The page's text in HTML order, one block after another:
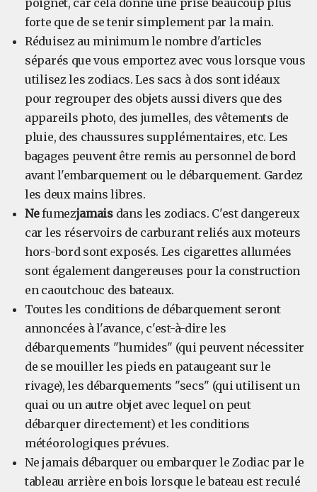
poignet, car cela donne une prise beaucoup plus
forte que de se tenir simplement par la main.
Réduisez au minimum le nombre d'articles
séparés que vous emportez avec vous lorsque vous
utilisez les zodiacs. Les sacs à dos sont idéaux
pour regrouper des objets aussi divers que des
appareils photo, des jumelles, des vêtements de
pluie, des chaussures supplémentaires, etc. Les
bagages peuvent être remis au personnel de bord
avant l'embarquement ou le débarquement. Gardez
les deux mains libres.
Nefumezjamaisdans les zodiacs. C'est dangereux
car les réservoirs de carburant reliés aux moteurs
hors-bord sont exposés. Les cigarettes allumées
sont également dangereuses pour la construction
en caoutchouc des bateaux.
Toutes les conditions de débarquement seront
annoncées à l'avance, c'est-à-dire les
débarquements "humides" (qui peuvent nécessiter
de se mouiller les pieds en pataugeant sur le
rivage), les débarquements "secs" (qui utilisent un
quai ou un autre objet avec lequel on peut
débarquer directement) et les conditions
météorologiques prévues.
Ne jamais débarquer ou embarquer le Zodiac par le
tableau arrière en bois lorsque le bateau est reculé